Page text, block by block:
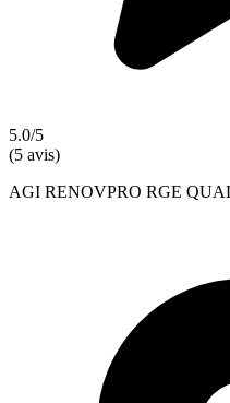
5.0/5
(5 avis)
AGI RENOVPRO RGE